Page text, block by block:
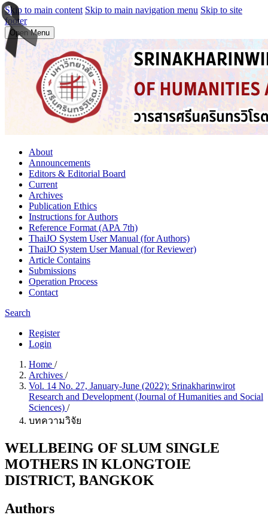
Skip to main content Skip to main navigation menu Skip to site
footer
Open Menu
About
Announcements
Editors & Editorial Board
Current
Archives
Publication Ethics
Instructions for Authors
Reference Format (APA 7th)
ThaiJO System User Manual (for Authors)
ThaiJO System User Manual (for Reviewer)
Article Contains
Submissions
Operation Process
Contact
Search
Register
Login
Home /
Archives /
Vol. 14 No. 27, January-June (2022): Srinakharinwirot
Research and Development (Journal of Humanities and Social
Sciences) /
บทความวิจัย
WELLBEING OF SLUM SINGLE
MOTHERS IN KLONGTOIE
DISTRICT, BANGKOK
Authors